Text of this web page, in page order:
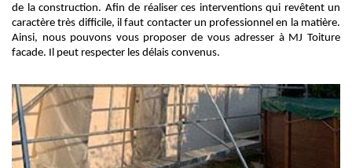
de la construction. Afin de réaliser ces interventions qui revêtent un
caractère très difficile, il faut contacter un professionnel en la matière.
Ainsi, nous pouvons vous proposer de vous adresser à MJ Toiture
facade. Il peut respecter les délais convenus.